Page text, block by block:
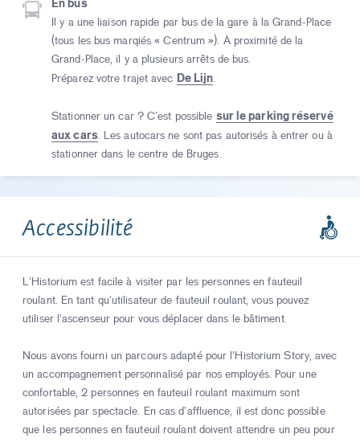
En bus
Il y a une liaison rapide par bus de la gare à la Grand-Place
(tous les bus marqiés « Centrum »). À proximité de la
Grand-Place, il y a plusieurs arrêts de bus.
Préparez votre trajet avec De Lijn.
Stationner un car ? C’est possible sur le parking réservé
aux cars. Les autocars ne sont pas autorisés à entrer ou à
stationner dans le centre de Bruges.
Accessibilité
L'Historium est facile à visiter par les personnes en fauteuil
roulant. En tant qu'utilisateur de fauteuil roulant, vous pouvez
utiliser l'ascenseur pour vous déplacer dans le bâtiment.
Nous avons fourni un parcours adapté pour l'Historium Story, avec
un accompagnement personnalisé par nos employés. Pour une
confortable, 2 personnes en fauteuil roulant maximum sont
autorisées par spectacle. En cas d’affluence, il est donc possible
que les personnes en fauteuil roulant doivent attendre un peu pour